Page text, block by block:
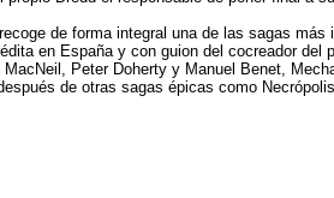
de forma integral una de las sagas más
en España y con guion del cocreador del
MacNeil, Peter Doherty y Manuel Benet,
de otras sagas épicas como